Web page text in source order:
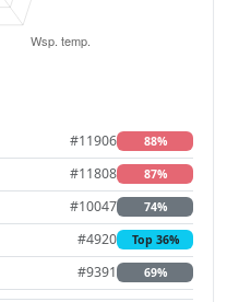
#11906 88%
#11808 87%
#10047 74%
#4920 Top 36%
#9391 69%